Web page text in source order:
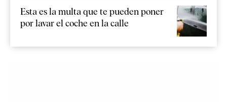
Esta es la multa que te pueden poner
por lavar el coche en la calle